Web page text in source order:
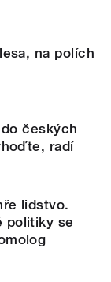
na polích
českých
radí
lidstvo.
politiky se